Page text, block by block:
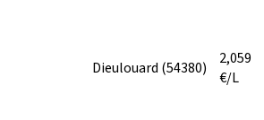
Dieulouard (54380)
2,059
€/L